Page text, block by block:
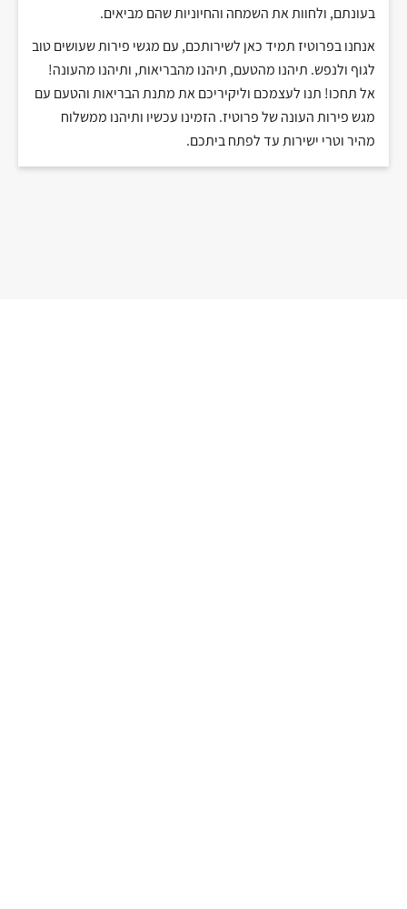
בעונתם, ולחוות את השמחה והחיוניות שהם מביאים.
אנחנו בפרוטיז תמיד כאן לשירותכם, עם מגשי פירות שעושים טוב
לגוף ולנפש. תיהנו מהטעם, תיהנו מהבריאות, ותיהנו מהעונה!
אל תחכו! תנו לעצמכם וליקיריכם את מתנת הבריאות והטעם עם
מגש פירות העונה של פרוטיז. הזמינו עכשיו ותיהנו ממשלוח
מהיר וטרי ישירות עד לפתח ביתכם.